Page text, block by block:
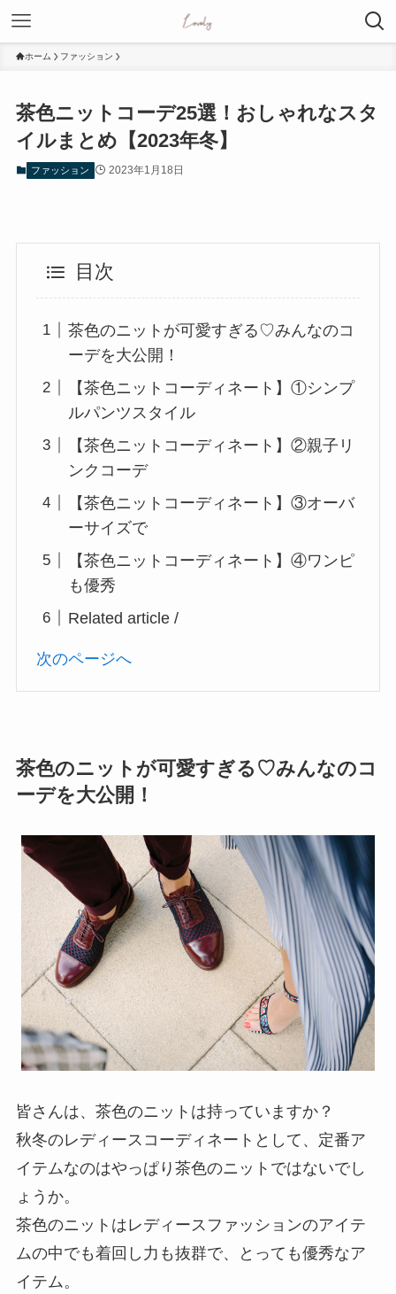
ホーム ファッション
茶色ニットコーデ25選！おしゃれなスタ
イルまとめ【2023年冬】
ファッション 2023年1月18日
目次
茶色のニットが可愛すぎる♡みんなのコ
ーデを大公開！
【茶色ニットコーディネート】①シンプ
ルパンツスタイル
【茶色ニットコーディネート】②親子リ
ンクコーデ
【茶色ニットコーディネート】③オーバ
ーサイズで
【茶色ニットコーディネート】④ワンピ
も優秀
Related article /
次のページへ
茶色のニットが可愛すぎる♡みんなのコ
ーデを大公開！
皆さんは、茶色のニットは持っていますか？
秋冬のレディースコーディネートとして、定番ア
イテムなのはやっぱり茶色のニットではないでし
ょうか。
茶色のニットはレディースファッションのアイテ
ムの中でも着回し力も抜群で、とっても優秀なア
イテム。